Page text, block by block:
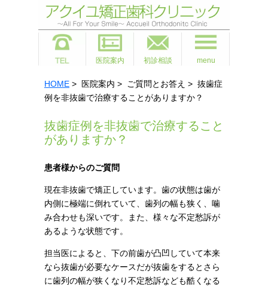
医院案内 初診相談 menu
HOME > 医院案内 > ご質問とお答え > 抜歯症
例を非抜歯で治療することがありますか？
抜歯症例を非抜歯で治療すること
がありますか？
患者様からのご質問
現在非抜歯で矯正しています。歯の状態は歯が
内側に極端に倒れていて、歯列の幅も狭く、噛
み合わせも深いです。また、様々な不定愁訴が
あるような状態です。
担当医によると、下の前歯が凸凹していて本来
なら抜歯が必要なケースだが抜歯をするとさら
に歯列の幅が狭くなり不定愁訴なども酷くなる